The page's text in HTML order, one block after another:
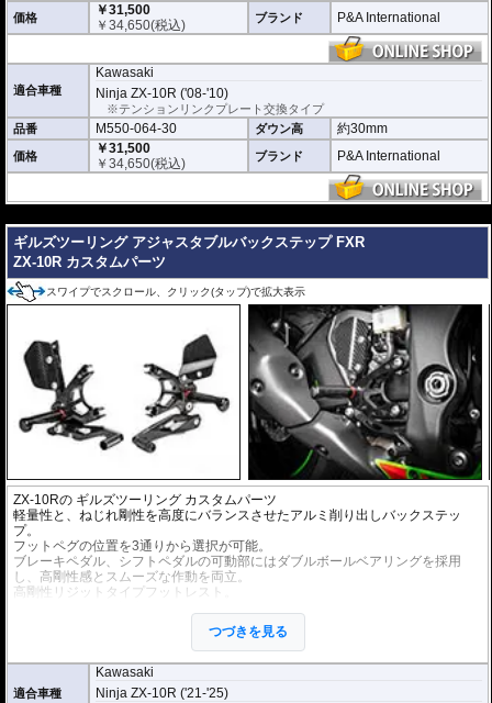
価格
￥31,500
￥34,650(税込) ブランド P&A International
適合車種
Kawasaki
Ninja ZX-10R ('08-'10)
※テンションリンクプレート交換タイプ
品番
M550-064-30 ダウン高 約30mm
価格
￥31,500
￥34,650(税込) ブランド P&A International
ギルズツーリング アジャスタブルバックステップ FXR
ZX-10R カスタムパーツ
スワイプでスクロール、クリック(タップ)で拡大表示
ZX-10Rの ギルズツーリング カスタムパーツ
軽量性と、ねじれ剛性を高度にバランスさせたアルミ削り出しバックステッ
プ。
フットペグの位置を3通りから選択が可能。
ブレーキペダル、シフトペダルの可動部にはダブルボールベアリングを採用
し、高剛性感とスムーズな作動を両立。
高剛性リジットタイプフットレスト。
つづきを見る
適合車種
Kawasaki
Ninja ZX-10R ('21-'25)